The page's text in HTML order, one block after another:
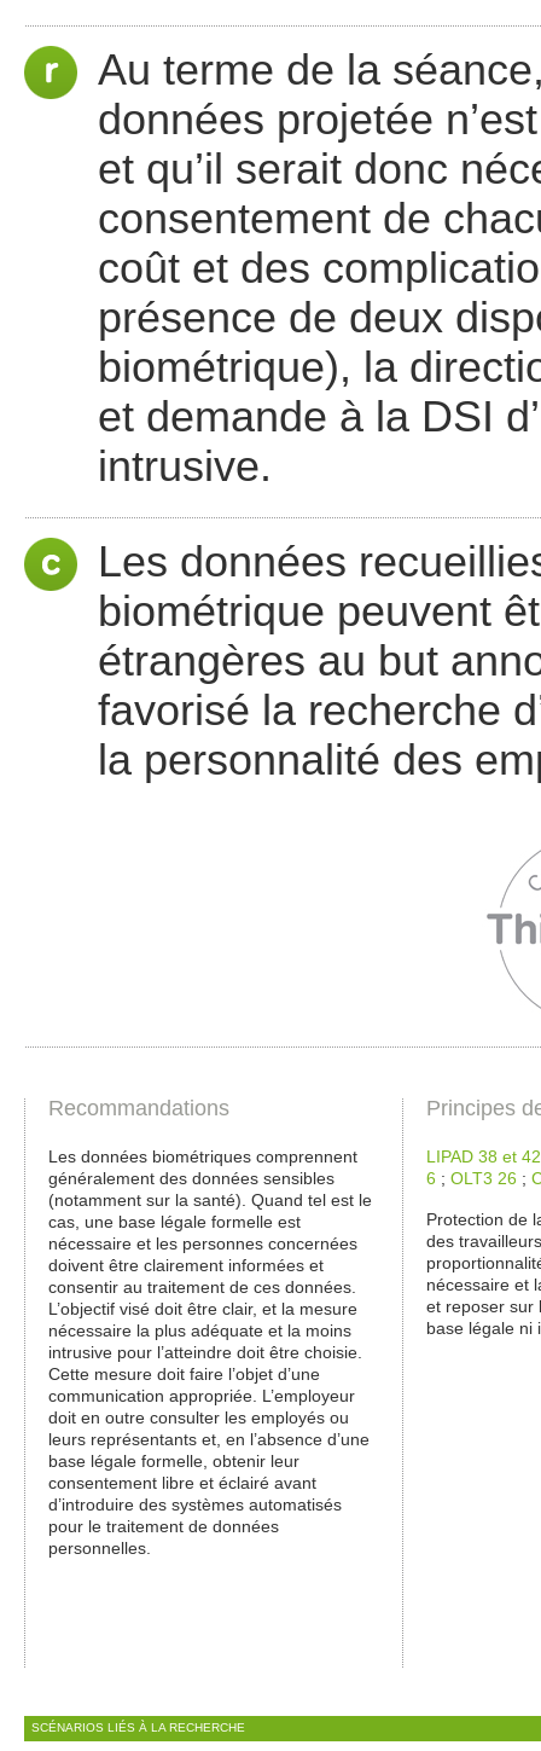
Au terme de la
données projetée
et qu’il serait donc
consentement de
coût et des
présence de deux
biométrique), la
et demande à la DSI
intrusive.
Les données
biométrique peuvent
étrangères au but
favorisé la recherche
la personnalité des
Recommandations
Les données biométriques comprennent
généralement des données sensibles
(notamment sur la santé). Quand tel est le
cas, une base légale formelle est
nécessaire et les personnes concernées
doivent être clairement informées et
consentir au traitement de ces données.
L’objectif visé doit être clair, et la mesure
nécessaire la plus adéquate et la moins
intrusive pour l’atteindre doit être choisie.
Cette mesure doit faire l’objet d’une
communication appropriée. L’employeur
doit en outre consulter les employés ou
leurs représentants et, en l’absence d’une
base légale formelle, obtenir leur
consentement libre et éclairé avant
d’introduire des systèmes automatisés
pour le traitement de données
personnelles.
Principes
LIPAD 38 et 42
6 ; OLT3 26 ;
Protection de
des
nécessaire et
et reposer sur
base légale ni
SCÉNARIOS LIÉS À LA RECHERCHE